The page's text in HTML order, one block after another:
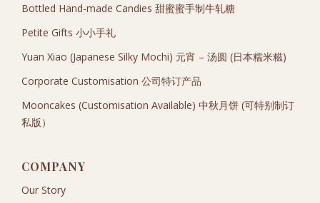
COMPANY
Our Story
Bottled Hand-made Candies 甜蜜蜜手制牛轧糖
Petite Gifts 小小手礼
Yuan Xiao (Japanese Silky Mochi) 元宵 – 汤圆 (日本糯米糍)
Corporate Customisation 公司特订产品
Mooncakes (Customisation Available) 中秋月饼 (可特别制订
私版）